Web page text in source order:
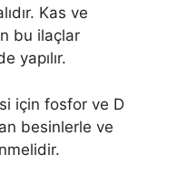
Kas ve
bu ilaçlar
yapılır.
için fosfor ve D
besinlerle ve